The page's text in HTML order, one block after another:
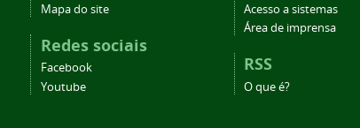
Mapa do site
Redes sociais
Facebook
Youtube
Acesso a sistemas
Área de imprensa
RSS
O que é?